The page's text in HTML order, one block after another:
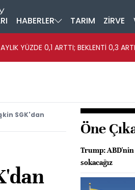
HABERLER TARIM ZİRVE
YÜZDE 0,1 ARTTI; BEKLENTİ 0,3
SGK'dan
Öne
Trump:
sokacağız